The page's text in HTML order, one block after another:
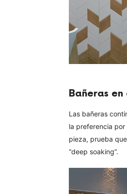
Bañeras
Las bañeras
la preferencia
pieza, prueba
“deep soaking”.